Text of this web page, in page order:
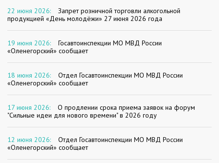
22 июня 2026:
Запрет розничной торговли алкогольной
продукцией «День молодёжи» 27 июня 2026 года
19 июня 2026:
Госавтоинспекции МО МВД России
«Оленегорский» сообщает
18 июня 2026:
Отдел Госавтоинспекции МО МВД России
«Оленегорский» сообщает
17 июня 2026:
О продлении срока приема заявок на форум
"Сильные идеи для нового времени" в 2026 году
12 июня 2026:
Отдел Госавтоинспекции МО МВД России
«Оленегорский» сообщает